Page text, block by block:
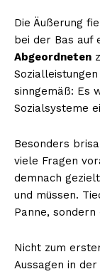
Die Äußerung
bei der Bas auf
Abgeordneten
sinngemäß: Es
Sozialsysteme
Besonders
viele Fragen
demnach
und müssen.
Panne,
Nicht zum
Aussagen in